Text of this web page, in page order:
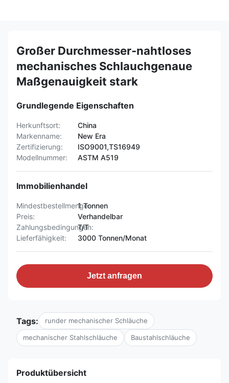
Großer Durchmesser-nahtloses
mechanisches Schlauchgenaue
Maßgenauigkeit stark
Grundlegende Eigenschaften
Herkunftsort:
China
Markenname:
New Era
Zertifizierung:
ISO9001,TS16949
Modellnummer:
ASTM A519
Immobilienhandel
Mindestbestellmenge:1 Tonnen
Preis:
Verhandelbar
Zahlungsbedingungen:
T/T
Lieferfähigkeit:
3000 Tonnen/Monat
Jetzt anfragen
Tags: runder mechanischer Schläuche
mechanischer Stahlschläuche Baustahlschläuche
Produktübersicht